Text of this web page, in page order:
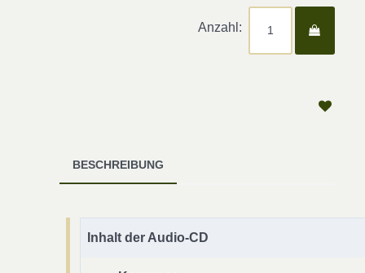
Anzahl:
BESCHREIBUNG
Inhalt der Audio-CD